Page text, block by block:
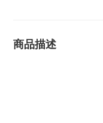
商品描述